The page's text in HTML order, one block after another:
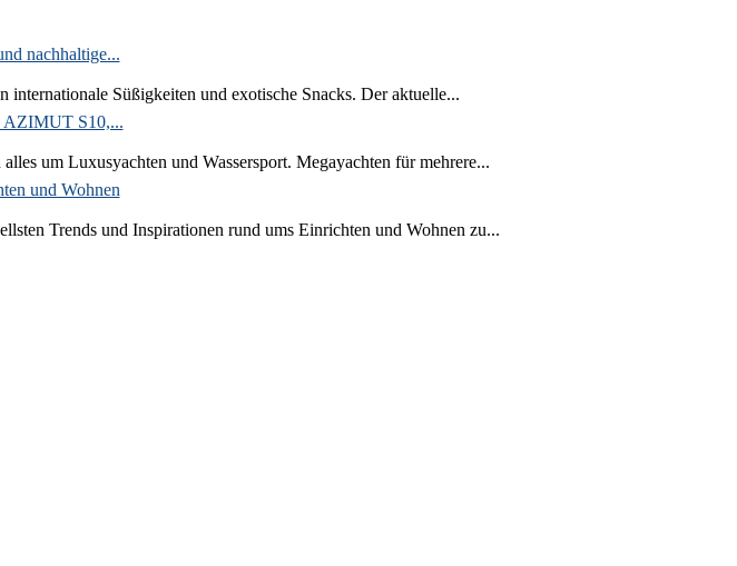
nachhaltige...
Süßigkeiten und exotische Snacks. Der aktuelle...
AZIMUT S10,...
um Luxusyachten und Wassersport. Megayachten für mehrere...
und Wohnen
Trends und Inspirationen rund ums Einrichten und Wohnen zu...